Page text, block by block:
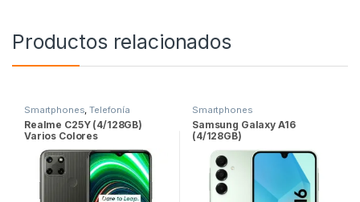
Productos relacionados
Smartphones,Telefonía
Realme C25Y (4/128GB)
Varios Colores
Smartphones
Samsung Galaxy A16
(4/128GB)